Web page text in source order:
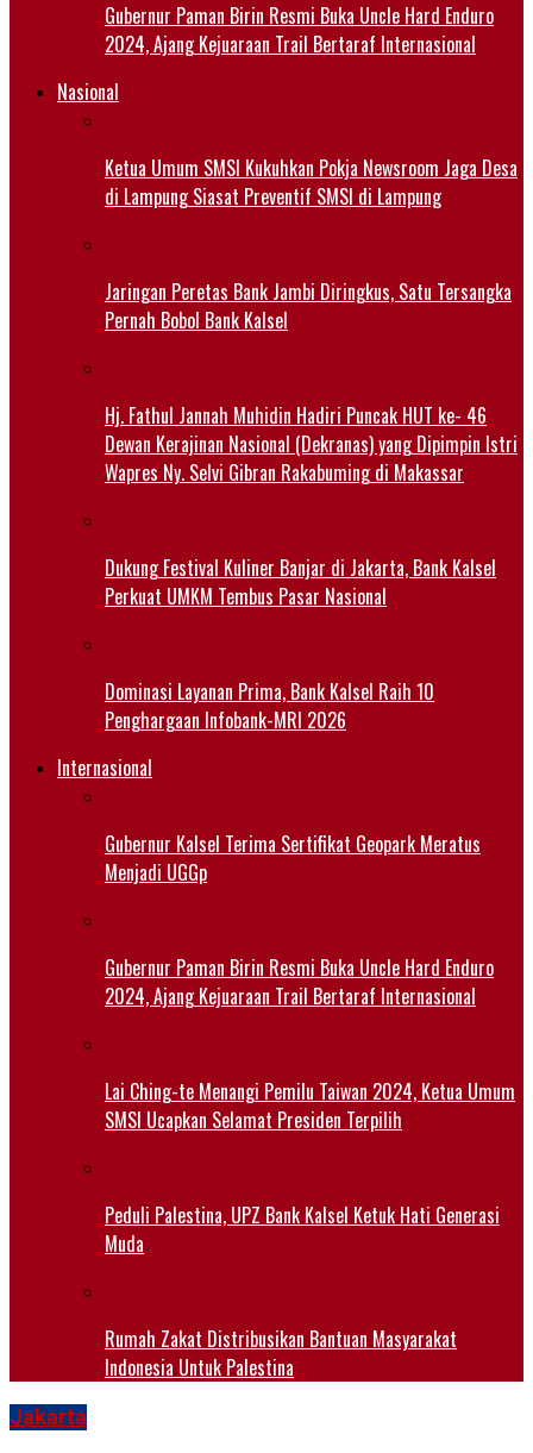
Gubernur Paman Birin Resmi Buka Uncle Hard Enduro
2024, Ajang Kejuaraan Trail Bertaraf Internasional
Nasional
Ketua Umum SMSI Kukuhkan Pokja Newsroom Jaga Desa
di Lampung Siasat Preventif SMSI di Lampung
Jaringan Peretas Bank Jambi Diringkus, Satu Tersangka
Pernah Bobol Bank Kalsel
Hj. Fathul Jannah Muhidin Hadiri Puncak HUT ke- 46
Dewan Kerajinan Nasional (Dekranas) yang Dipimpin Istri
Wapres Ny. Selvi Gibran Rakabuming di Makassar
Dukung Festival Kuliner Banjar di Jakarta, Bank Kalsel
Perkuat UMKM Tembus Pasar Nasional
Dominasi Layanan Prima, Bank Kalsel Raih 10
Penghargaan Infobank-MRI 2026
Internasional
Gubernur Kalsel Terima Sertifikat Geopark Meratus
Menjadi UGGp
Gubernur Paman Birin Resmi Buka Uncle Hard Enduro
2024, Ajang Kejuaraan Trail Bertaraf Internasional
Lai Ching-te Menangi Pemilu Taiwan 2024, Ketua Umum
SMSI Ucapkan Selamat Presiden Terpilih
Peduli Palestina, UPZ Bank Kalsel Ketuk Hati Generasi
Muda
Rumah Zakat Distribusikan Bantuan Masyarakat
Indonesia Untuk Palestina
Jakarta